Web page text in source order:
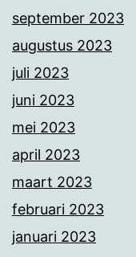
september 2023
augustus 2023
juli 2023
juni 2023
mei 2023
april 2023
maart 2023
februari 2023
januari 2023